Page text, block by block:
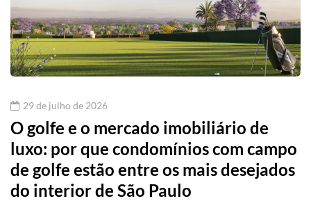
29 de julho de 2026
O golfe e o mercado imobiliário de
luxo: por que condomínios com campo
de golfe estão entre os mais desejados
do interior de São Paulo